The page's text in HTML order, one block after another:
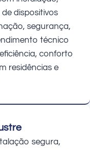
dispositivos
segurança,
técnico
conforto
residências e
segura,